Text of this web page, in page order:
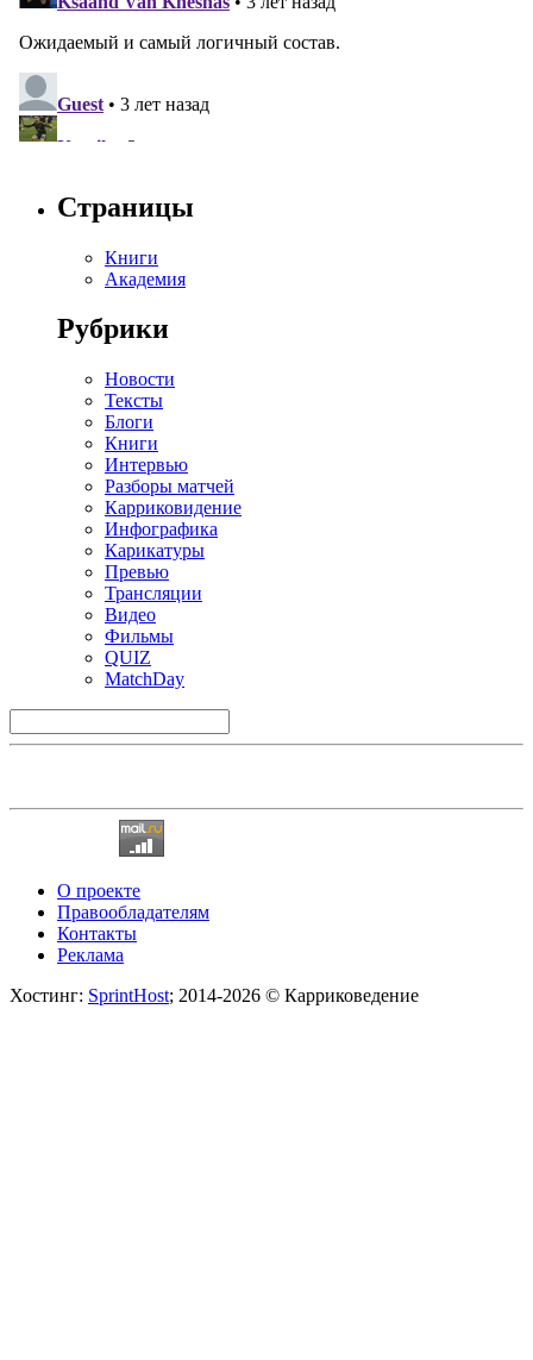
Страницы
Книги
Академия
Рубрики
Новости
Тексты
Блоги
Книги
Интервью
Разборы матчей
Карриковидение
Инфографика
Карикатуры
Превью
Трансляции
Видео
Фильмы
QUIZ
MatchDay
О проекте
Правообладателям
Контакты
Реклама
Хостинг: SprintHost; 2014-2026 © Карриковедение